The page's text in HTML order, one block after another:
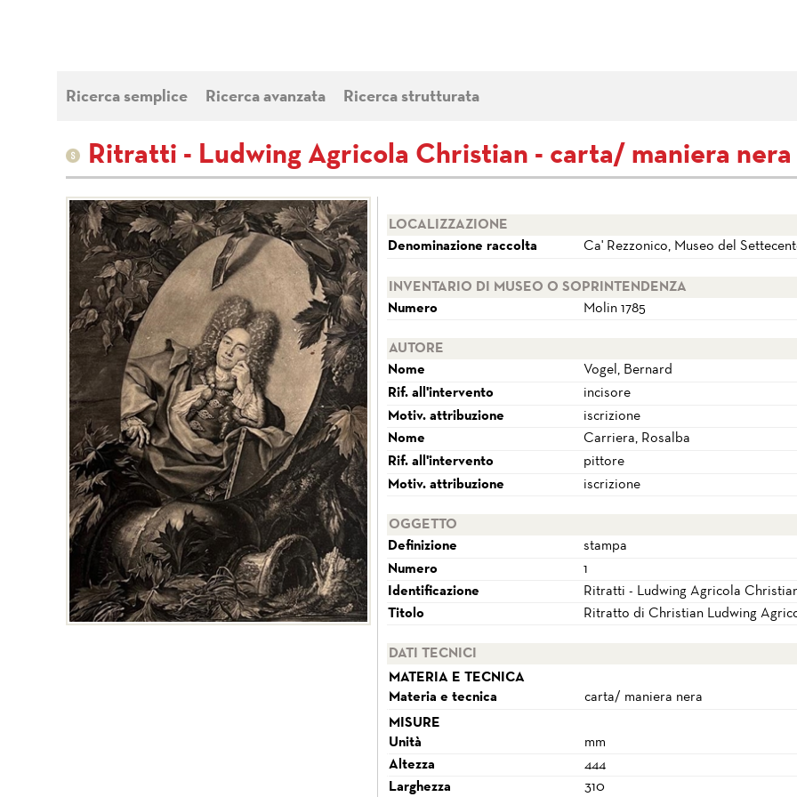
Ricerca semplice Ricerca avanzata Ricerca strutturata
Ritratti - Ludwing Agricola Christian - carta/ maniera nera
LOCALIZZAZIONE
Denominazione raccolta
Ca' Rezzonico, Museo del
INVENTARIO DI MUSEO O SOPRINTENDENZA
Numero
Molin 1785
AUTORE
Nome
Vogel, Bernard
Rif. all'intervento
incisore
Motiv. attribuzione
iscrizione
Nome
Carriera, Rosalba
Rif. all'intervento
pittore
Motiv. attribuzione
iscrizione
OGGETTO
Definizione
stampa
Numero
1
Identificazione
Ritratti - Ludwing Agricola
Titolo
Ritratto di Christian Ludwing
DATI TECNICI
MATERIA E TECNICA
Materia e tecnica
carta/ maniera nera
MISURE
Unità
mm
Altezza
444
Larghezza
310